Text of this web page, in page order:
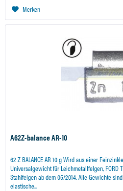
Merken
A62Z-balance AR-10
62 Z BALANCE AR 10 g Wird aus einer
Universalgewicht für Leichmetallfelgen, FORD
Stahlfelgen ab dem 05/2014. Alle Gewichte
elastische...